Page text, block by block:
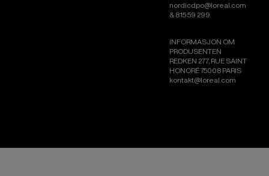
nordicdpo@loreal.com
& 815 59 299.
INFORMASJON OM
PRODUSENTEN
REDKEN 277, RUE SAINT
HONORÉ 75008 PARIS
kontakt@loreal.com